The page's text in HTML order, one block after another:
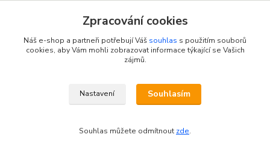
+420 472744350
Po - Pá 8:00 - 15:00
© 2021 VVV System s.r.o.
Zpracování cookies
Náš e-shop a partneři potřebují Váš souhlas s použitím souborů
cookies, aby Vám mohli zobrazovat informace týkající se Vašich
zájmů.
Nastavení Souhlasím
Souhlas můžete odmítnout zde.